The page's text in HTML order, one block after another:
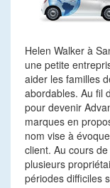
Helen Walker à
une petite
aider les familles
abordables. Au fil
pour devenir
marques en
nom vise à
client. Au cours
plusieurs
périodes difficiles